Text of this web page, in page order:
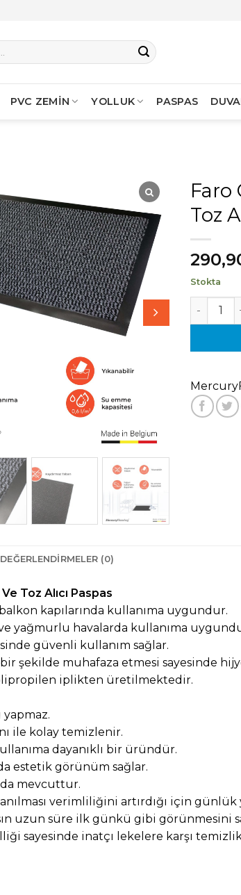
PVC ZEMİN YOLLUK PASPAS
Faro
Toz
Stokta
Faro Gri
DEĞERLENDIRMELER (0)
Toz Alıcı Paspas
balkon kapılarında kullanıma uygundur.
yağmurlu havalarda kullanıma
güvenli kullanım sağlar.
bir şekilde muhafaza etmesi sayesinde
n iplikten üretilmektedir.
yapmaz.
ile kolay temizlenir.
dayanıklı bir üründür.
estetik görünüm sağlar.
mevcuttur.
verimliliğini artırdığı için günlük
uzun süre ilk günkü gibi görünmesini
sayesinde inatçı lekelere karşı